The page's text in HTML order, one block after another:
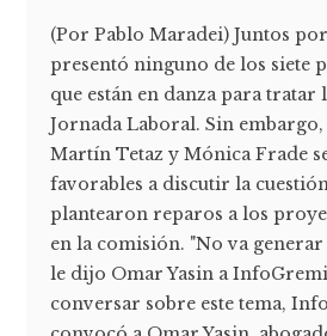
(Por Pablo Maradei) Juntos
presentó ninguno de los siete
que están en danza para tratar
Jornada Laboral. Sin
Martín Tetaz y Mónica Frade
favorables a discutir la
plantearon reparos a los
en la comisión. "No va
le dijo Omar Yasin a
conversar sobre este tema,